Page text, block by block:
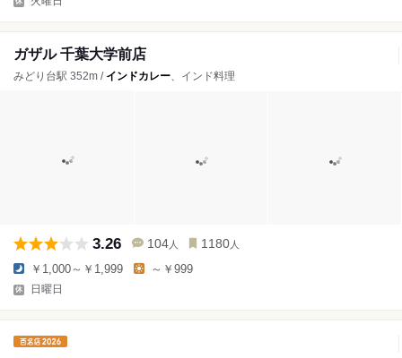
ガザル 千葉大学前店
みどり台駅 352m / インドカレー、インド料理
3.26 104 人 1180 人
￥1,000～￥1,999 ～￥999
日曜日